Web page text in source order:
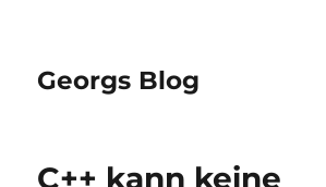
Georgs Blog
C++ kann keine